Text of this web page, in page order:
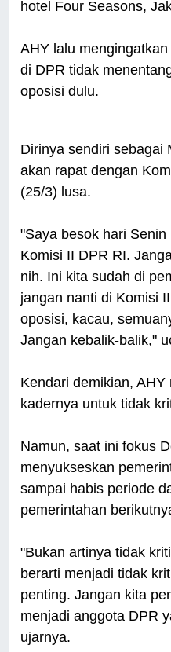
hotel Four Seasons,
AHY lalu
di DPR tidak
oposisi dulu.
Dirinya sendiri sebagai
akan rapat dengan
(25/3) lusa.
"Saya besok hari
Komisi II DPR RI.
nih. Ini kita sudah di
jangan nanti di Komisi
oposisi, kacau,
Jangan kebalik-balik,"
Kendari demikian,
kadernya untuk tidak
Namun, saat ini fokus
menyukseskan
sampai habis periode
pemerintahan
"Bukan artinya tidak
berarti menjadi tidak
penting. Jangan kita
menjadi anggota DPR
ujarnya.